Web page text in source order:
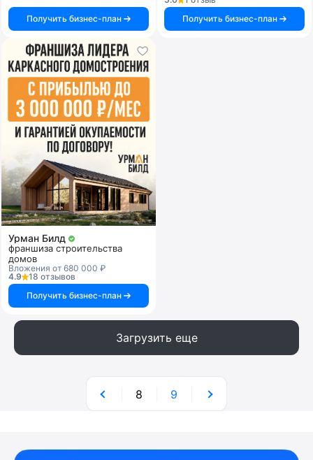
Получить бизнес-план
Получить бизнес-план
Урман Билд
франшиза строительства
домов
Вложения от 680 000 ₽
4.9
18 отзывов
Получить бизнес-план
Загрузить еще
8 9